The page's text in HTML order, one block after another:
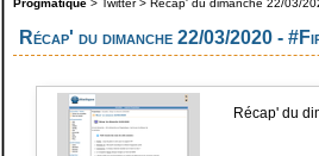
Progmatique > Twitter> Récap' du dimanche 22/03/
Récap' du dimanche 22/03/2020 -
Récap' du